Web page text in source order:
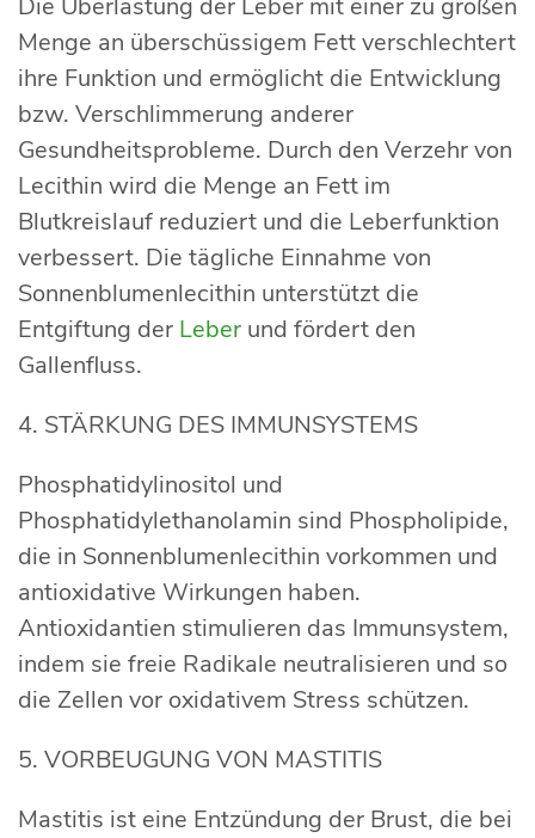
Die Überlastung der Leber mit einer zu großen
Menge an überschüssigem Fett verschlechtert
ihre Funktion und ermöglicht die Entwicklung
bzw. Verschlimmerung anderer
Gesundheitsprobleme. Durch den Verzehr von
Lecithin wird die Menge an Fett im
Blutkreislauf reduziert und die Leberfunktion
verbessert. Die tägliche Einnahme von
Sonnenblumenlecithin unterstützt die
Entgiftung der Leber und fördert den
Gallenfluss.
4. STÄRKUNG DES IMMUNSYSTEMS
Phosphatidylinositol und
Phosphatidylethanolamin sind Phospholipide,
die in Sonnenblumenlecithin vorkommen und
antioxidative Wirkungen haben.
Antioxidantien stimulieren das Immunsystem,
indem sie freie Radikale neutralisieren und so
die Zellen vor oxidativem Stress schützen.
5. VORBEUGUNG VON MASTITIS
Mastitis ist eine Entzündung der Brust, die bei